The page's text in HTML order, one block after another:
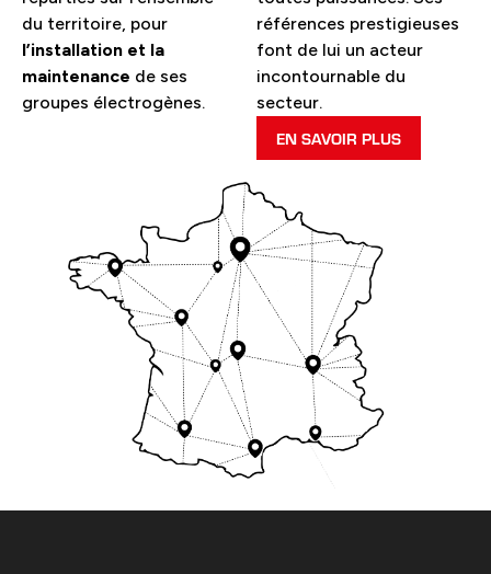
du territoire, pour
l’installation et la
maintenance de ses
groupes électrogènes.
références prestigieuses
font de lui un acteur
incontournable du
secteur.
EN SAVOIR PLUS